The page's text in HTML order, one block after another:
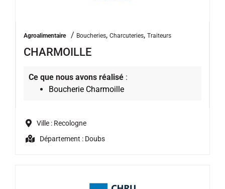
Agroalimentaire / Boucheries, Charcuteries, Traiteurs
CHARMOILLE
Ce que nous avons réalisé :
Boucherie Charmoille
Ville : Recologne
Département : Doubs